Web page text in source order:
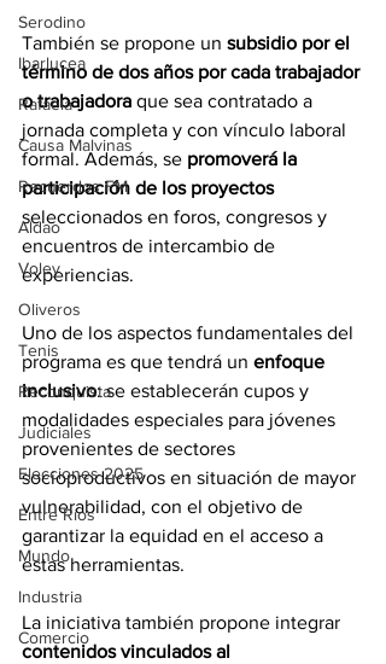
Serodino
Ibarlucea
Rafaela
Causa Malvinas
Recuerdos FM
Aldao
Voley
Oliveros
Tenis
Reconquista
Judiciales
Elecciones 2025
Entre Ríos
Mundo
Industria
Comercio
También se propone un subsidio por el
término de dos años por cada trabajador
o trabajadora que sea contratado a
jornada completa y con vínculo laboral
formal. Además, se promoverá la
participación de los proyectos
seleccionados en foros, congresos y
encuentros de intercambio de
experiencias.
Uno de los aspectos fundamentales del
programa es que tendrá un enfoque
inclusivo: se establecerán cupos y
modalidades especiales para jóvenes
provenientes de sectores
socioproductivos en situación de mayor
vulnerabilidad, con el objetivo de
garantizar la equidad en el acceso a
estas herramientas.
La iniciativa también propone integrar
contenidos vinculados al